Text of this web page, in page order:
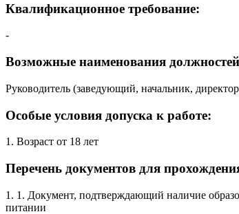
Квалификационное требование:
-
Возможные наименования
Руководитель (заведующий, начальник,
Особые условия допуска к работе:
1. Возраст от 18 лет
Перечень документов для
1. 1. Документ, подтверждающий наличие
питании